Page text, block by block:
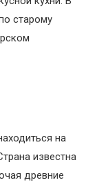
старому
на
известна
древние